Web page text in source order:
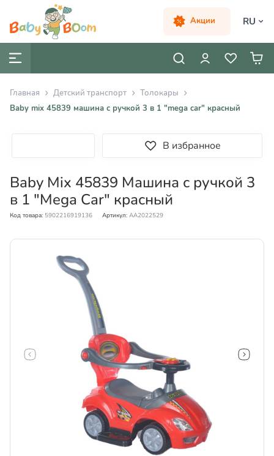
Акции RU
Главная Детский транспорт
Толокары
Baby mix 45839 машина с ручкой 3 в 1 "mega car" красный
В избранное
Baby Mix 45839 Машина с ручкой 3
в 1 "Mega Car" красный
Код товара: 5902216919136 Артикул: AA2022529